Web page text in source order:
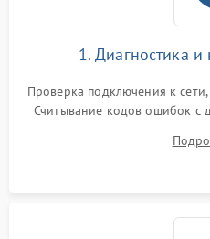
1. Диагностика
Проверка подключения к
Считывание кодов ошибок с
выявления посторонних
электронного